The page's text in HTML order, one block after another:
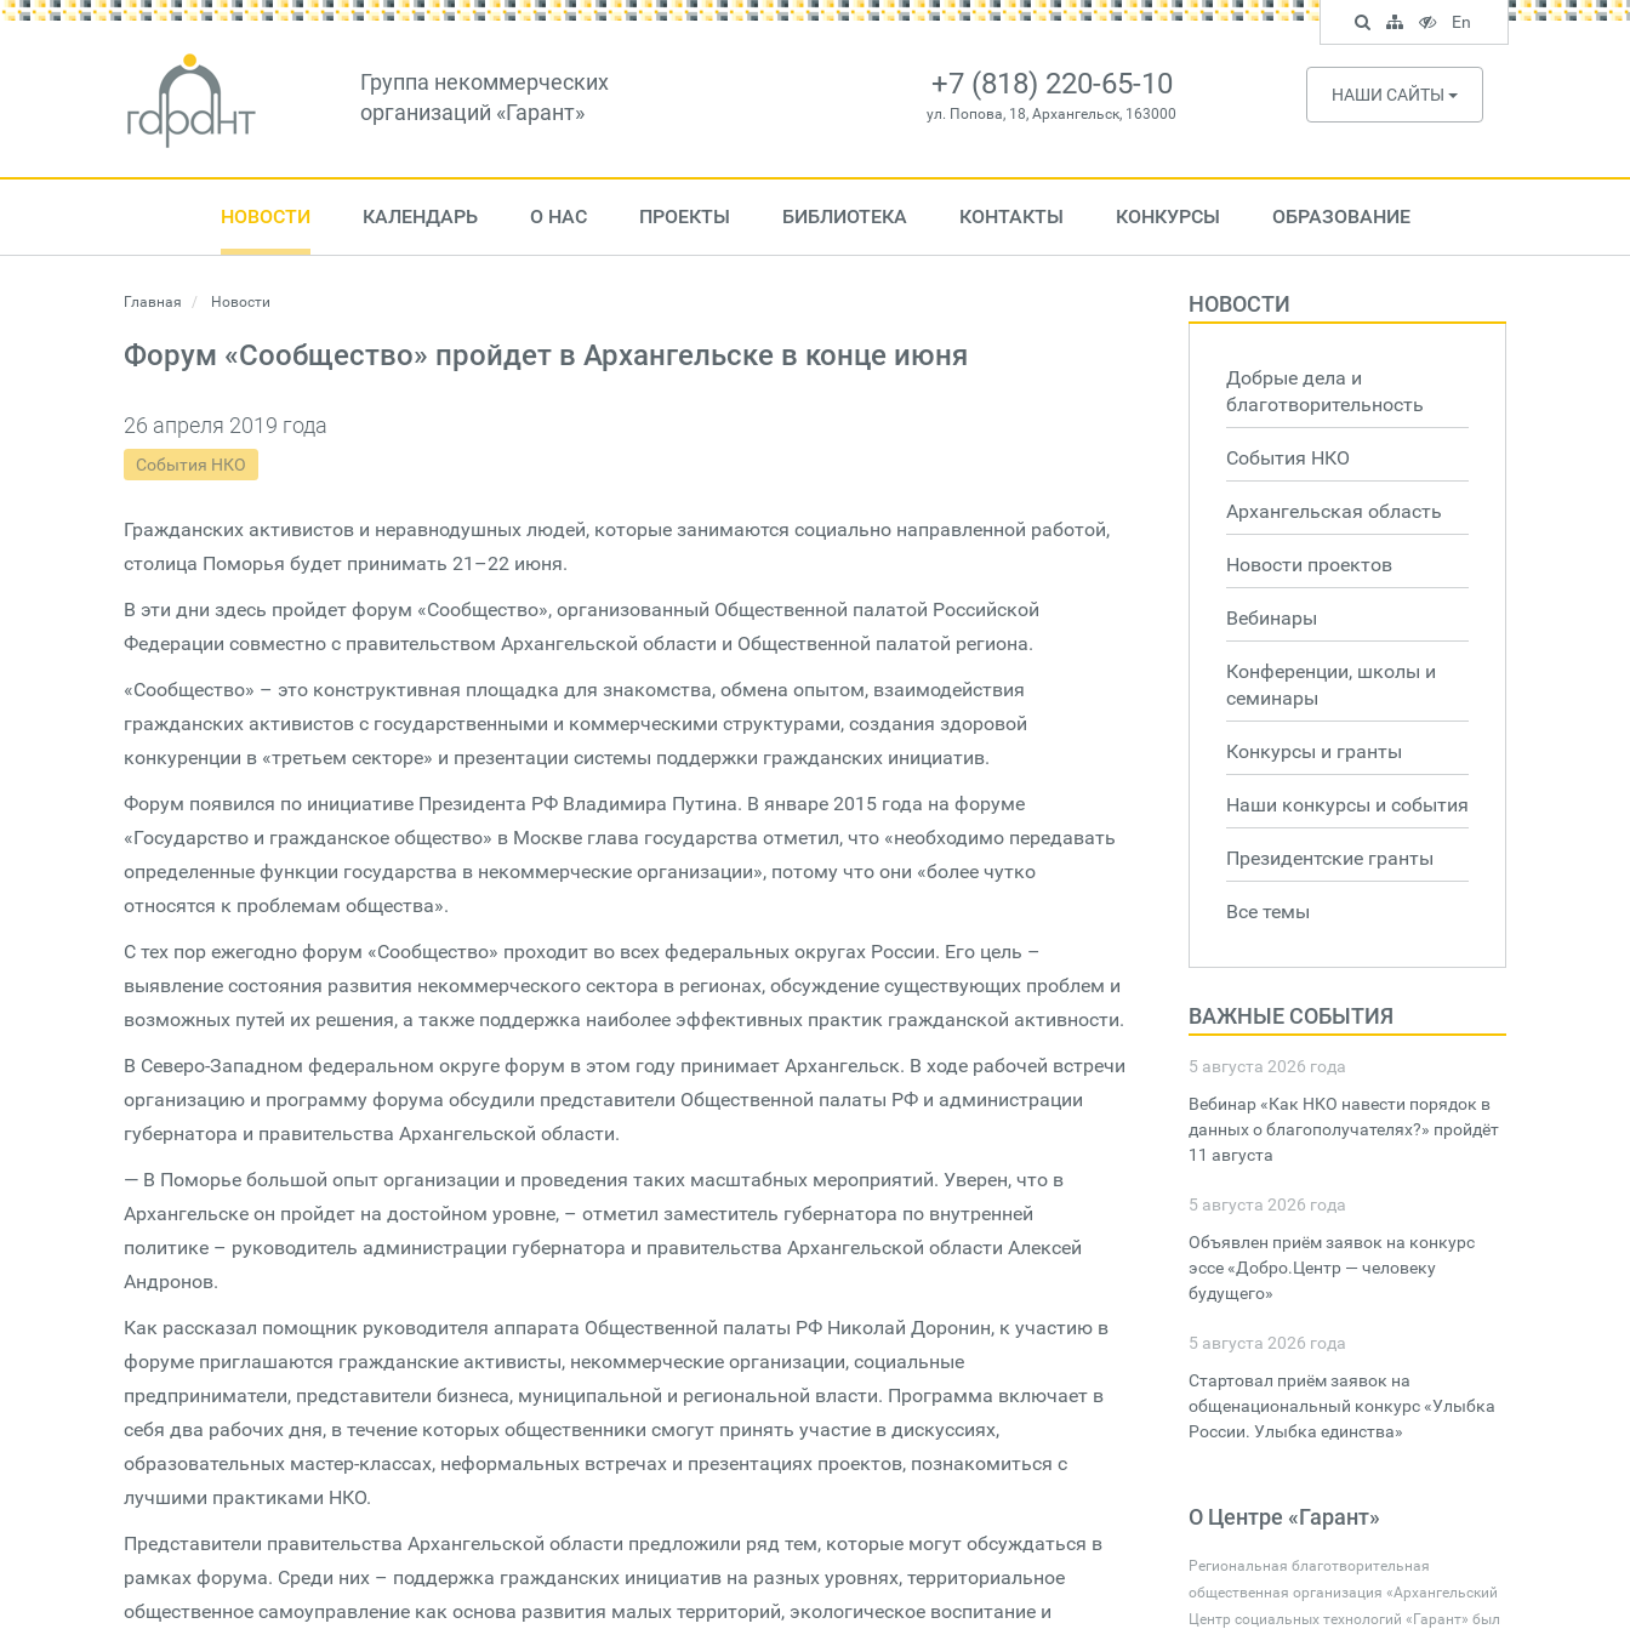
Группа некоммерческих
организаций «Гарант»
+7 (818) 220-65-10
ул. Попова, 18, Архангельск, 163000
НАШИ САЙТЫ
НОВОСТИ КАЛЕНДАРЬ О НАС ПРОЕКТЫ БИБЛИОТЕКА КОНТАКТЫ КОНКУРСЫ ОБРАЗОВАНИЕ
Главная Новости
Форум «Сообщество» пройдет в Архангельске в конце июня
26 апреля 2019 года
События НКО
Гражданских активистов и неравнодушных людей, которые занимаются социально направленной работой,
столица Поморья будет принимать 21–22 июня.
В эти дни здесь пройдет форум «Сообщество», организованный Общественной палатой Российской
Федерации совместно с правительством Архангельской области и Общественной палатой региона.
«Сообщество» – это конструктивная площадка для знакомства, обмена опытом, взаимодействия
гражданских активистов с государственными и коммерческими структурами, создания здоровой
конкуренции в «третьем секторе» и презентации системы поддержки гражданских инициатив.
Форум появился по инициативе Президента РФ Владимира Путина. В январе 2015 года на форуме
«Государство и гражданское общество» в Москве глава государства отметил, что «необходимо передавать
определенные функции государства в некоммерческие организации», потому что они «более чутко
относятся к проблемам общества».
С тех пор ежегодно форум «Сообщество» проходит во всех федеральных округах России. Его цель –
выявление состояния развития некоммерческого сектора в регионах, обсуждение существующих проблем и
возможных путей их решения, а также поддержка наиболее эффективных практик гражданской активности.
В Северо-Западном федеральном округе форум в этом году принимает Архангельск. В ходе рабочей встречи
организацию и программу форума обсудили представители Общественной палаты РФ и администрации
губернатора и правительства Архангельской области.
— В Поморье большой опыт организации и проведения таких масштабных мероприятий. Уверен, что в
Архангельске он пройдет на достойном уровне, – отметил заместитель губернатора по внутренней
политике – руководитель администрации губернатора и правительства Архангельской области Алексей
Андронов.
Как рассказал помощник руководителя аппарата Общественной палаты РФ Николай Доронин, к участию в
форуме приглашаются гражданские активисты, некоммерческие организации, социальные
предприниматели, представители бизнеса, муниципальной и региональной власти. Программа включает в
себя два рабочих дня, в течение которых общественники смогут принять участие в дискуссиях,
образовательных мастер-классах, неформальных встречах и презентациях проектов, познакомиться с
лучшими практиками НКО.
Представители правительства Архангельской области предложили ряд тем, которые могут обсуждаться в
рамках форума. Среди них – поддержка гражданских инициатив на разных уровнях, территориальное
общественное самоуправление как основа развития малых территорий, экологическое воспитание и
НОВОСТИ
Добрые дела и
благотворительность
События НКО
Архангельская область
Новости проектов
Вебинары
Конференции, школы и
семинары
Конкурсы и гранты
Наши конкурсы и события
Президентские гранты
Все темы
ВАЖНЫЕ СОБЫТИЯ
5 августа 2026 года
Вебинар «Как НКО навести порядок в
данных о благополучателях?» пройдёт
11 августа
5 августа 2026 года
Объявлен приём заявок на конкурс
эссе «Добро.Центр — человеку
будущего»
5 августа 2026 года
Стартовал приём заявок на
общенациональный конкурс «Улыбка
России. Улыбка единства»
О Центре «Гарант»
Региональная благотворительная
общественная организация «Архангельский
Центр социальных технологий «Гарант» был
Поиск
по
сайту
Карта
сайта
Версия
для
слабовидящих
En
English